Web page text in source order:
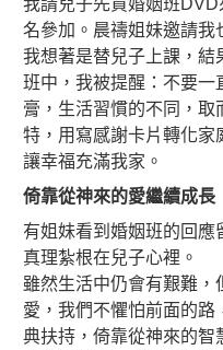
名參加。晨禱姐妹邀請我
我想著是替兒子上課，結
班中，我被提醒：不要一
膏，生活習慣的不同，取
特，用寫感謝卡片轉化家
讓幸福充滿我家。
倚靠從神來的愛繼續成長
有姐妹看到婚姻班的回應
真理紮根在兒子心裡。
雖然生活中仍會有艱難，
愛，我們不懼怕前面的路
典扶持，倚靠從神來的智